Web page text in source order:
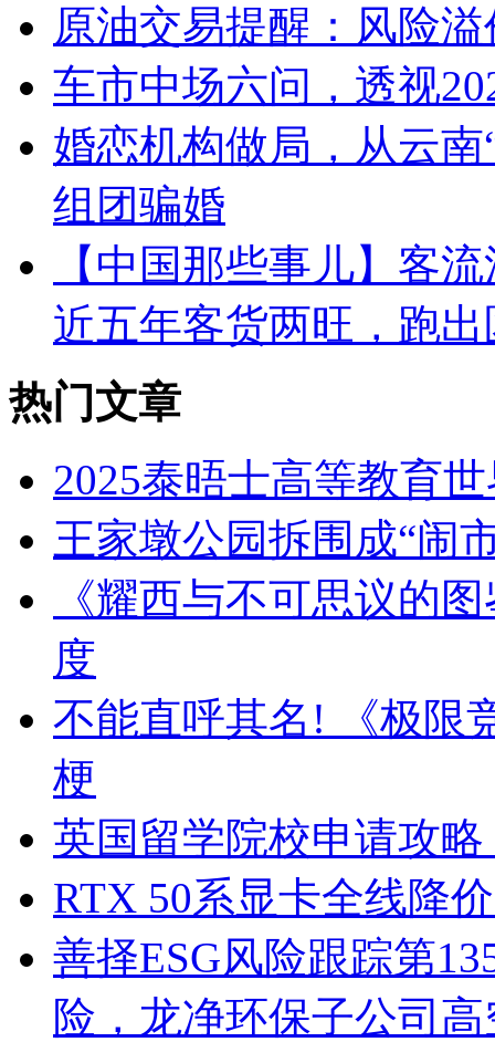
原油交易提醒：风险
车市中场六问，透视
婚恋机构做局，从云
组团骗婚
【中国那些事儿】客
近五年客货两旺，跑
热门文章
2025泰晤士高等教育
王家墩公园拆围成“闹
《耀西与不可思议的
度
不能直呼其名! 《极限
梗
英国留学院校申请攻
RTX 50系显卡全线降
善择ESG风险跟踪第
险，龙净环保子公司